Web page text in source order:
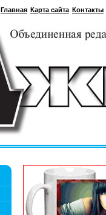
Главная Карта сайта Контакты